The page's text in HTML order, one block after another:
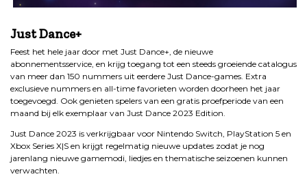
Just Dance+
Feest het hele jaar door met Just Dance+, de nieuwe
abonnementsservice, en krijg toegang tot een steeds groeiende catalogus
van meer dan 150 nummers uit eerdere Just Dance-games. Extra
exclusieve nummers en all-time favorieten worden doorheen het jaar
toegevoegd. Ook genieten spelers van een gratis proefperiode van een
maand bij elk exemplaar van Just Dance 2023 Edition.
Just Dance 2023 is verkrijgbaar voor Nintendo Switch, PlayStation 5 en
Xbox Series X|S en krijgt regelmatig nieuwe updates zodat je nog
jarenlang nieuwe gamemodi, liedjes en thematische seizoenen kunnen
verwachten.